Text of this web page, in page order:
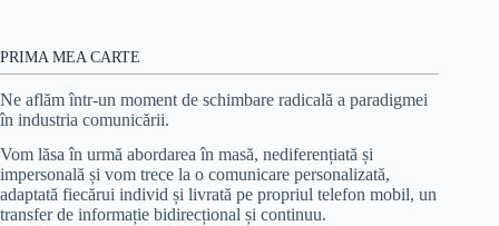
PRIMA MEA CARTE
Ne aflăm într-un moment de schimbare radicală a paradigmei
în industria comunicării.
Vom lăsa în urmă abordarea în masă, nediferențiată și
impersonală și vom trece la o comunicare personalizată,
adaptată fiecărui individ și livrată pe propriul telefon mobil, un
transfer de informație bidirecțional și continuu.